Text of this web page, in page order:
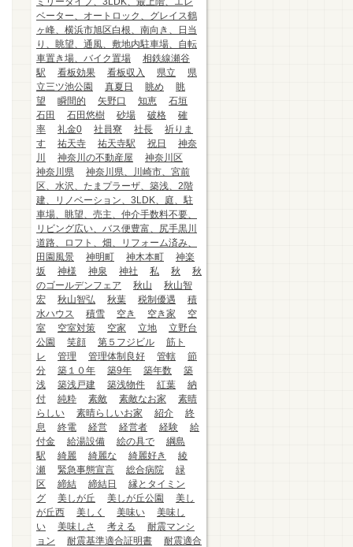
ベーター、オートロック、グレイス鶴
ヶ峰、横浜市旭区白根、南向き、日当
り、眺望、通風、敷地内駐車場、自転
車置き場、バイク置場
相鉄線瀬谷
駅
看板効果 看板収入 県立
県
立三ツ池公園
真夏日 眺め
眺
望
瞬間的 矢野口 知恵
石垣
石田
石田悠樹 砂場 破格
確
率
礼金0 社員寮 社長
祈りま
す
祐天寺 祐天寺駅 祝日
神奈
川
神奈川の不動産屋
神奈川区
神奈川県
神奈川県、川崎市、宮前
区、水沢、たまプラーザ、築浅、2階
建、リノベーション、3LDK、庭、駐
車場、眺望、売主、仲介手数料不要、
リビング広い、バス便豊富、尻手黒川
道路、ロフト、畑、リフォーム済み、
田園風景
神明町 神木本町
神楽
坂
神様 神泉 神社 私 秋
秋
のゴールデンフェア
秋山
秋山智
宏
秋山智弘 秋葉 税制優遇
積
水ハウス
積雪 空き 空き家
空
室
空室対策 空家 立地
立野台
公園
笑顔 第５フジビル
筋ト
レ
管理 管理体制良好 管轄
節
分
築１０年 築9年 築年数
築
浅
築浅戸建 築浅物件 紅葉
納
付
純粋 素敵 素敵なお家
素晴
らしい
素晴らしいお家 紹介
終
息
終電 経営 経営者 経験
給
付金
給湯設備 絵の具で
綱島
駅
綺麗 綺麗な 綺麗好き
綾
瀬
緊急事態宣言 総合病院
緑
区
締結 締結日
縁とタイミン
グ
美しが丘 美しが丘公園
美し
が丘西
美しく 美味い
美味し
い
美味しさ 考える
耐震マンシ
ョン
耐震基準適合証明書
耐震適合